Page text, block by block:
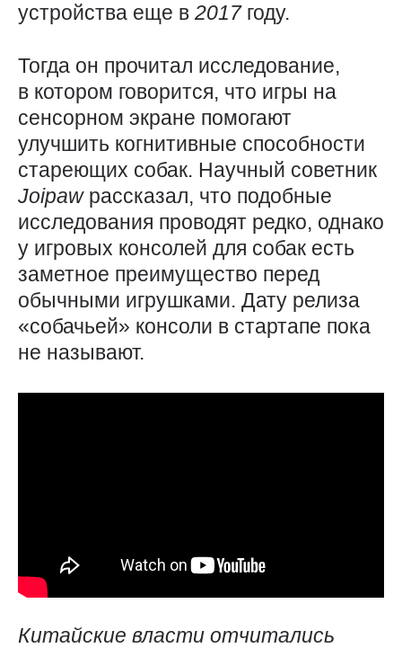
устройства еще в 2017 году.
Тогда он прочитал исследование,
в котором говорится, что игры на
сенсорном экране помогают
улучшить когнитивные способности
стареющих собак. Научный советник
Joipaw рассказал, что подобные
исследования проводят редко, однако
у игровых консолей для собак есть
заметное преимущество перед
обычными игрушками. Дату релиза
«собачьей» консоли в стартапе пока
не называют.
Китайские власти отчитались